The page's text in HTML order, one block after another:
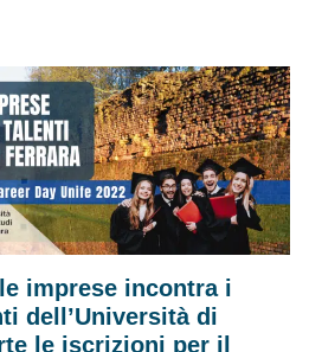
imprese incontra i
dell’Università di
le iscrizioni per il